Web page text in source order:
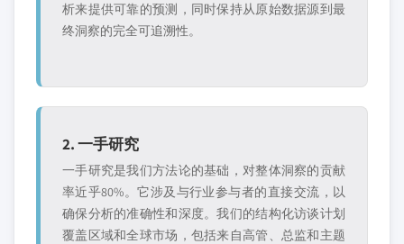
析来提供可靠的预测，同时保持从原始数据源到最
终洞察的完全可追溯性。
2. 一手研究
一手研究是我们方法论的基础，对整体洞察的贡献
率近乎80%。它涉及与行业参与者的直接交流，以
确保分析的准确性和深度。我们的结构化访谈计划
覆盖区域和全球市场，包括来自高管、总监和主题